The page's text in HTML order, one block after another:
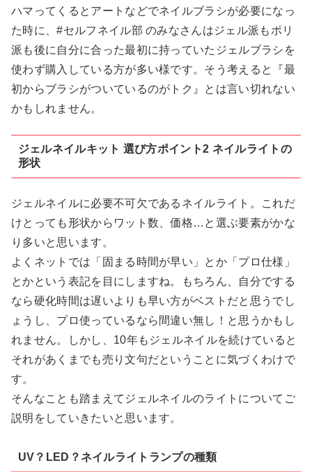
ハマってくるとアートなどでネイルブラシが必要になっ
た時に、#セルフネイル部 のみなさんはジェル派もポリ
派も後に自分に合った最初に持っていたジェルブラシを
使わず購入している方が多い様です。そう考えると『最
初からブラシがついているのがトク』とは言い切れない
かもしれません。
ジェルネイルキット 選び方ポイント2 ネイルライトの
形状
ジェルネイルに必要不可欠であるネイルライト。これだ
けとっても形状からワット数、価格…と選ぶ要素がかな
り多いと思います。
よくネットでは「固まる時間が早い」とか「プロ仕様」
とかという表記を目にしますね。もちろん、自分でする
なら硬化時間は遅いよりも早い方がベストだと思うでし
ょうし、プロ使っているなら間違い無し！と思うかもし
れません。しかし、10年もジェルネイルを続けていると
それがあくまでも売り文句だということに気づくわけで
す。
そんなことも踏まえてジェルネイルのライトについてご
説明をしていきたいと思います。
UV？LED？ネイルライトランプの種類